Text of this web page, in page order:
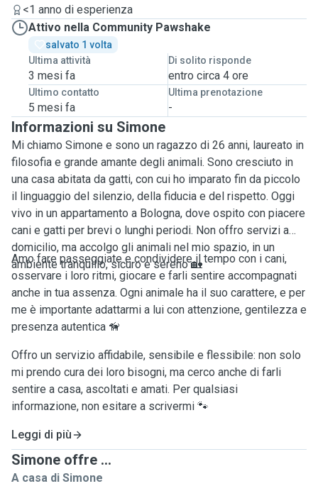
<1 anno di esperienza
Attivo nella Community Pawshake
salvato 1 volta
Ultima attività
3 mesi fa
Di solito risponde
entro circa 4 ore
Ultimo contatto
5 mesi fa
Ultima prenotazione
-
Informazioni su Simone
Mi chiamo Simone e sono un ragazzo di 26 anni, laureato in
filosofia e grande amante degli animali. Sono cresciuto in
una casa abitata da gatti, con cui ho imparato fin da piccolo
il linguaggio del silenzio, della fiducia e del rispetto. Oggi
vivo in un appartamento a Bologna, dove ospito con piacere
cani e gatti per brevi o lunghi periodi. Non offro servizi a
domicilio, ma accolgo gli animali nel mio spazio, in un
ambiente tranquillo, sicuro e sereno 🏡
Amo fare passeggiate e condividere il tempo con i cani,
osservare i loro ritmi, giocare e farli sentire accompagnati
anche in tua assenza. Ogni animale ha il suo carattere, e per
me è importante adattarmi a lui con attenzione, gentilezza e
presenza autentica 🦮
Offro un servizio affidabile, sensibile e flessibile: non solo
mi prendo cura dei loro bisogni, ma cerco anche di farli
sentire a casa, ascoltati e amati. Per qualsiasi
informazione, non esitare a scrivermi 🐾
Leggi di più
Simone offre ...
A casa di Simone